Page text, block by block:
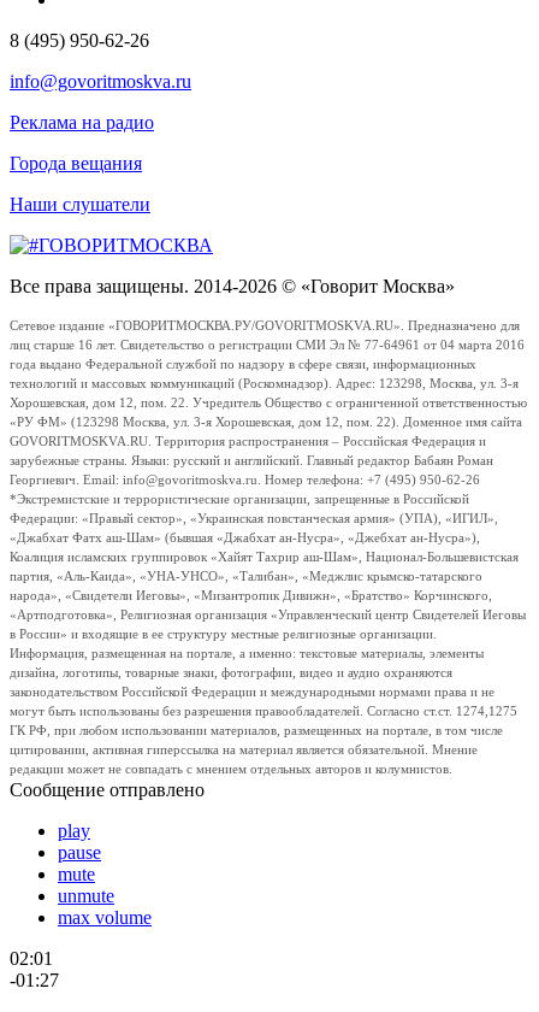
8 (495) 950-62-26
info@govoritmoskva.ru
Реклама на радио
Города вещания
Наши слушатели
Все права защищены. 2014-2026 © «Говорит Москва»
Сетевое издание «ГОВОРИТМОСКВА.РУ/GOVORITMOSKVA.RU». Предназначено для
лиц старше 16 лет. Свидетельство о регистрации СМИ Эл № 77-64961 от 04 марта 2016
года выдано Федеральной службой по надзору в сфере связи, информационных
технологий и массовых коммуникаций (Роскомнадзор). Адрес: 123298, Москва, ул. 3-я
Хорошевская, дом 12, пом. 22. Учредитель Общество с ограниченной ответственностью
«РУ ФМ» (123298 Москва, ул. 3-я Хорошевская, дом 12, пом. 22). Доменное имя сайта
GOVORITMOSKVA.RU. Территория распространения – Российская Федерация и
зарубежные страны. Языки: русский и английский. Главный редактор Бабаян Роман
Георгиевич. Email: info@govoritmoskva.ru. Номер телефона: +7 (495) 950-62-26
*Экстремистские и террористические организации, запрещенные в Российской
Федерации: «Правый сектор», «Украинская повстанческая армия» (УПА), «ИГИЛ»,
«Джабхат Фатх аш-Шам» (бывшая «Джабхат ан-Нусра», «Джебхат ан-Нусра»),
Коалиция исламских группировок «Хайят Тахрир аш-Шам», Национал-Большевистская
партия, «Аль-Каида», «УНА-УНСО», «Талибан», «Меджлис крымско-татарского
народа», «Свидетели Иеговы», «Мизантропик Дивижн», «Братство» Корчинского,
«Артподготовка», Религиозная организация «Управленческий центр Свидетелей Иеговы
в России» и входящие в ее структуру местные религиозные организации.
Информация, размещенная на портале, а именно: текстовые материалы, элементы
дизайна, логотипы, товарные знаки, фотографии, видео и аудио охраняются
законодательством Российской Федерации и международными нормами права и не
могут быть использованы без разрешения правообладателей. Согласно ст.ст. 1274,1275
ГК РФ, при любом использовании материалов, размещенных на портале, в том числе
цитировании, активная гиперссылка на материал является обязательной. Мнение
редакции может не совпадать с мнением отдельных авторов и колумнистов.
Сообщение отправлено
play
pause
mute
unmute
max volume
02:01
-01:27